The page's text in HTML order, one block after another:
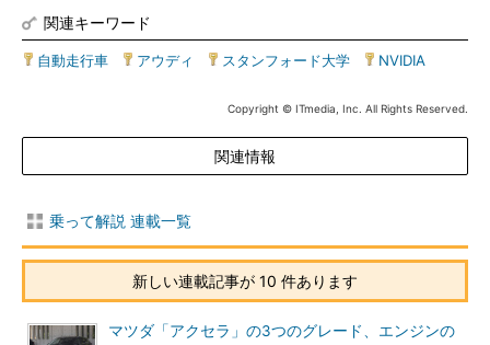
関連キーワード
自動走行車 アウディ スタンフォード大学 NVIDIA
Copyright © ITmedia, Inc. All Rights Reserved.
関連情報
乗って解説 連載一覧
新しい連載記事が 10 件あります
マツダ「アクセラ」の3つのグレード、エンジンの